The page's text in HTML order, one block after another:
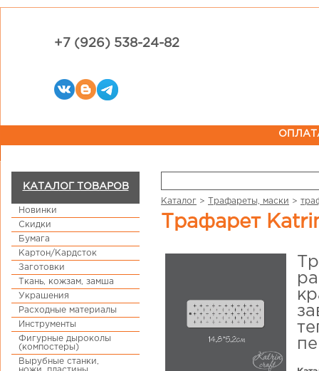
+7 (926) 538-24-82
КАТАЛОГ ТОВАРОВ
Новинки
Скидки
Бумага
Картон/Кардсток
Заготовки
Ткань, кожзам, замша
Украшения
Расходные материалы
Инструменты
Фигурные дыроколы
(компостеры)
Вырубные станки,
Каталог > Трафареты, маски >
Трафарет